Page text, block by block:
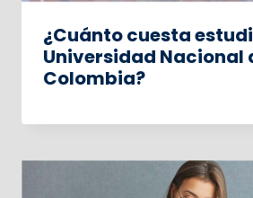
¿Cuánto cuesta
Universidad Nacional
Colombia?